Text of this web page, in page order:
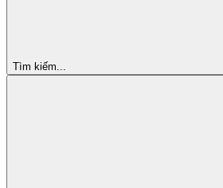
Tìm kiếm...